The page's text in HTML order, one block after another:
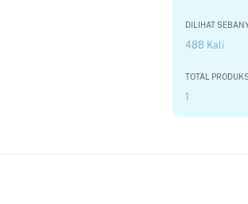
DILIHAT
488 Kali
TOTAL
1